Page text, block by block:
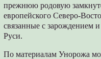
прежнюю родовую
европейского Северо-
связанные с зарождением
Руси.
По материалам Унорожа